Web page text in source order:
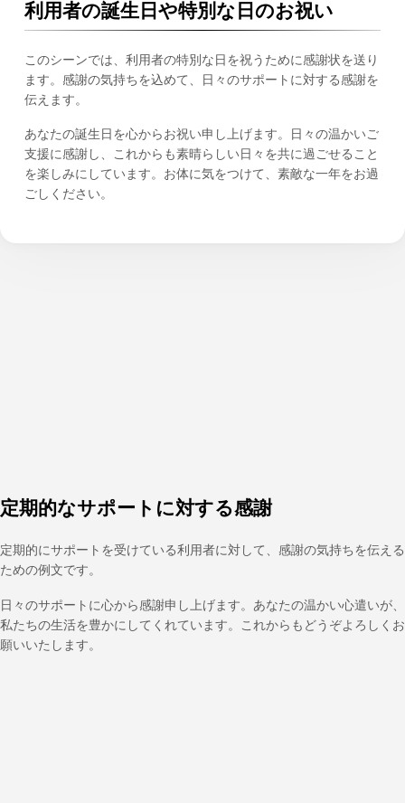
利用者の誕生日や特別な日のお祝い
このシーンでは、利用者の特別な日を祝うために感謝状を送り
ます。感謝の気持ちを込めて、日々のサポートに対する感謝を
伝えます。
あなたの誕生日を心からお祝い申し上げます。日々の温かいご
支援に感謝し、これからも素晴らしい日々を共に過ごせること
を楽しみにしています。お体に気をつけて、素敵な一年をお過
ごしください。
定期的なサポートに対する感謝
定期的にサポートを受けている利用者に対して、感謝の気持ちを伝える
ための例文です。
日々のサポートに心から感謝申し上げます。あなたの温かい心遣いが、
私たちの生活を豊かにしてくれています。これからもどうぞよろしくお
願いいたします。